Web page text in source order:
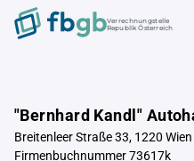
Verrechnungstelle
Republik Österreich
"Bernhard Kandl"
Breitenleer Straße 33, 1220 Wien
Firmenbuchnummer 73617k